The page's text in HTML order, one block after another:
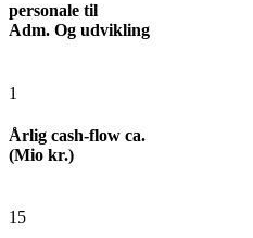
personale til
Adm. Og udvikling
1
Årlig cash-flow ca.
(Mio kr.)
15